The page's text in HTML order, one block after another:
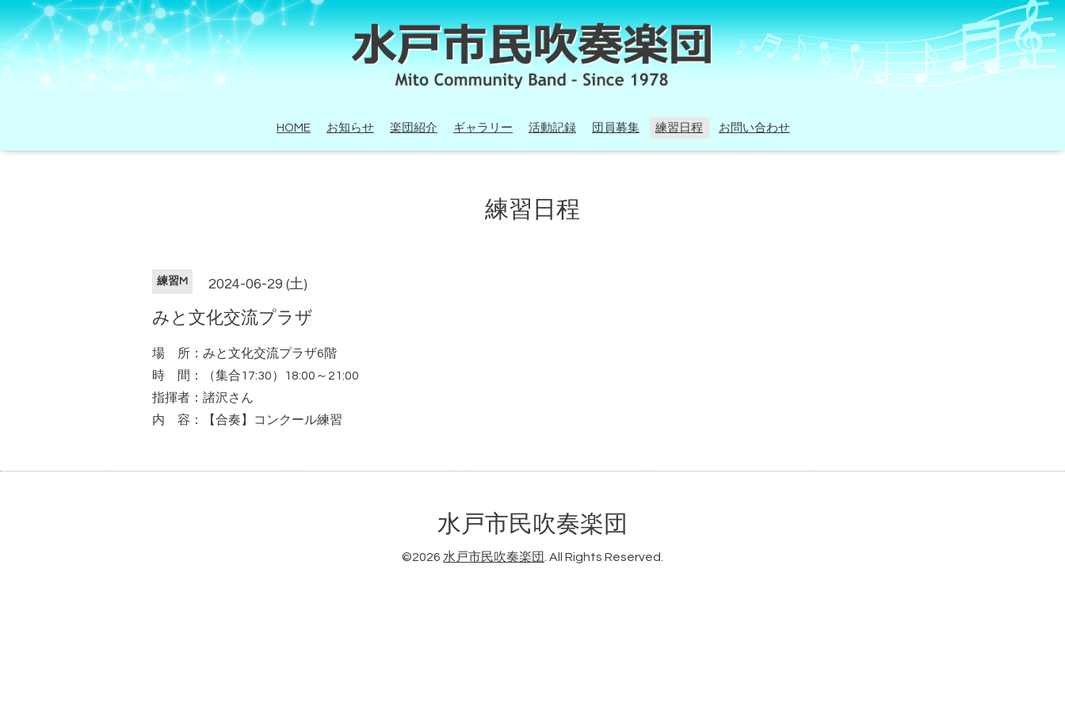
HOME お知らせ 楽団紹介 ギャラリー 活動記録 団員募集 練習日程 お問い合わせ
練習日程
練習M 2024-06-29 (土)
みと文化交流プラザ
場 所：みと文化交流プラザ6階
時 間：（集合17:30）18:00～21:00
指揮者：諸沢さん
内 容：【合奏】コンクール練習
水戸市民吹奏楽団
©2026 水戸市民吹奏楽団. All Rights Reserved.